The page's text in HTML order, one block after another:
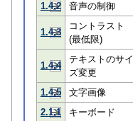
1.4.2
音声の制御
1.4.3
コントラスト
(最低限)
1.4.4
テキストのサイ
ズ変更
1.4.5 文字画像
2.1.1
キーボード